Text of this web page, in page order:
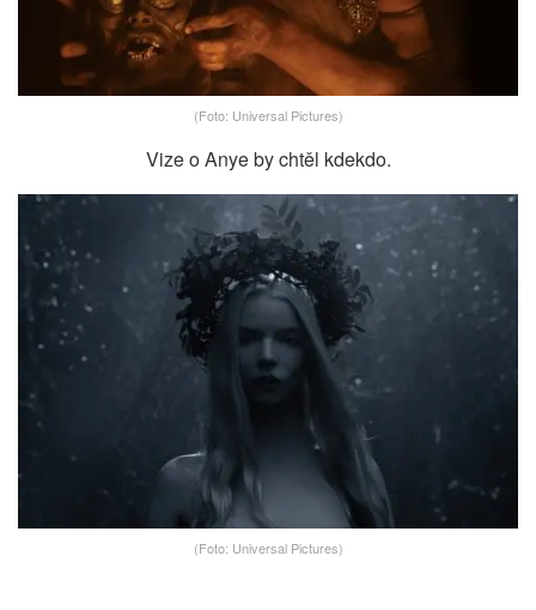
(Foto: Universal Pictures)
Vize o Anye by chtěl kdekdo.
(Foto: Universal Pictures)